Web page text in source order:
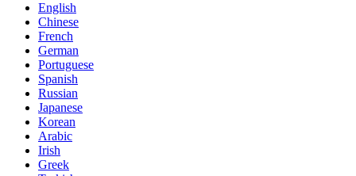
English
Chinese
French
German
Portuguese
Spanish
Russian
Japanese
Korean
Arabic
Irish
Greek